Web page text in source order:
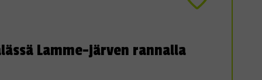
Lamme-järven rannalla